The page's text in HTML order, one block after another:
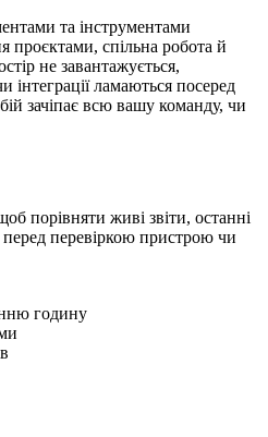
та інструментами
проєктами, спільна робота й
не завантажується,
інтеграції ламаються посеред
зачіпає всю вашу команду, чи
порівняти живі звіти, останні
перед перевіркою пристрою чи
годину